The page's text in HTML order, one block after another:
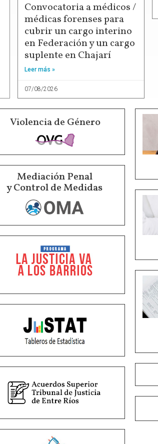
Convocatoria a médicos /
médicas forenses para
cubrir un cargo interino
en Federación y un cargo
suplente en Chajarí
Leer más »
07/08/2026
Violencia de Género
Mediación Penal
y Control de Medidas